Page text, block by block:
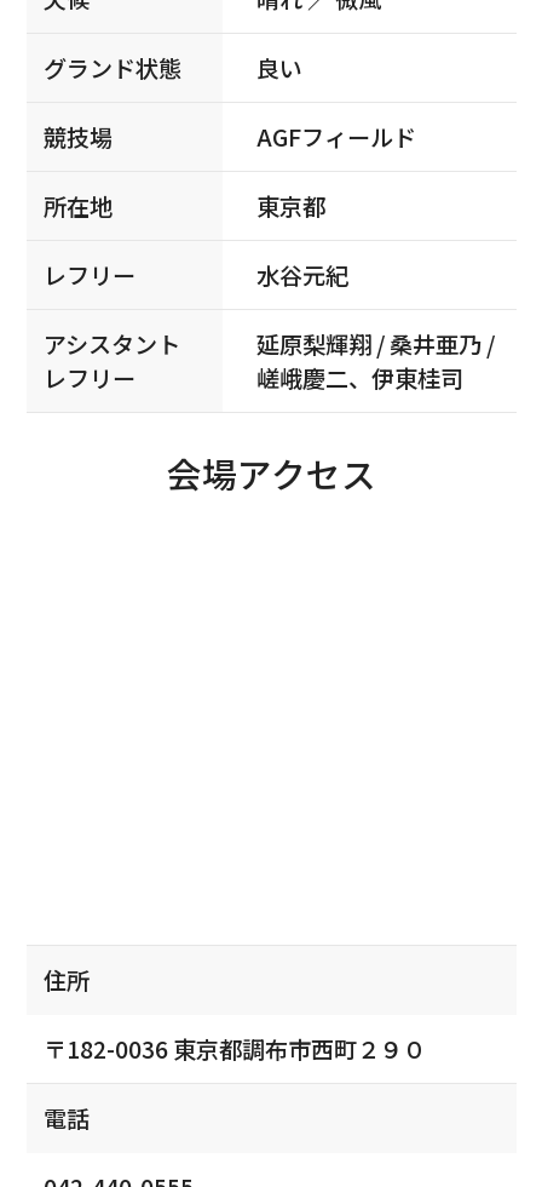
グランド状態 良い
競技場 AGFフィールド
所在地 東京都
レフリー 水谷元紀
アシスタント
レフリー
延原梨輝翔 / 桑井亜乃 /
嵯峨慶二、伊東桂司
会場アクセス
住所
〒182-0036 東京都調布市西町２９０
電話